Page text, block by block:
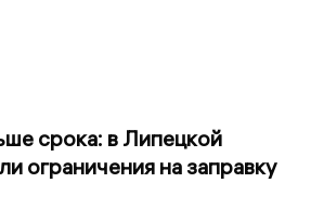
срока: в Липецкой
ограничения на заправку